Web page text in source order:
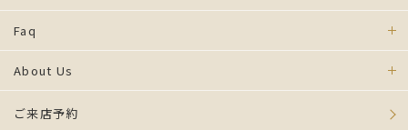
Faq
About Us
ご来店予約